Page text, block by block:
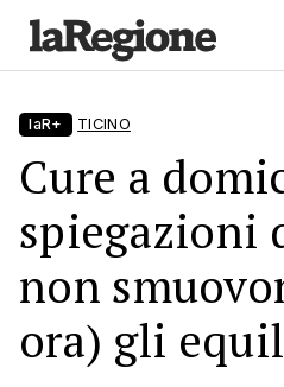
laR+ TICINO
Cure a
spiegazioni
non
ora) gli